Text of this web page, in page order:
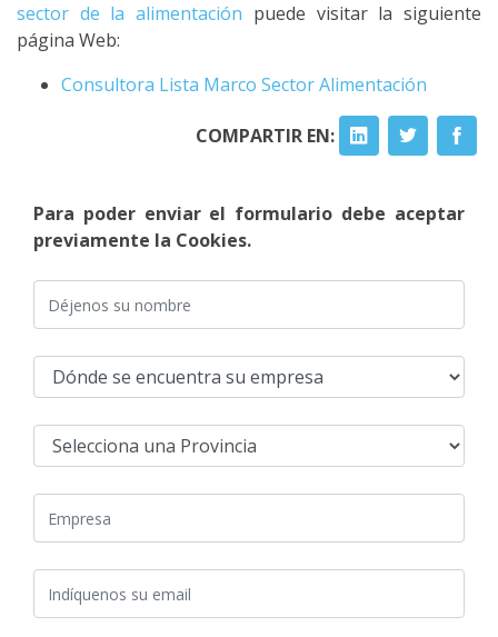
sector de la alimentación puede visitar la siguiente
página Web:
Consultora Lista Marco Sector Alimentación
COMPARTIR EN:
Para poder enviar el formulario debe aceptar
previamente la Cookies.